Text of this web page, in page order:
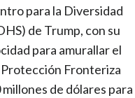
para la Diversidad
de Trump, con su
para amurallar el
Protección Fronteriza
de dólares para